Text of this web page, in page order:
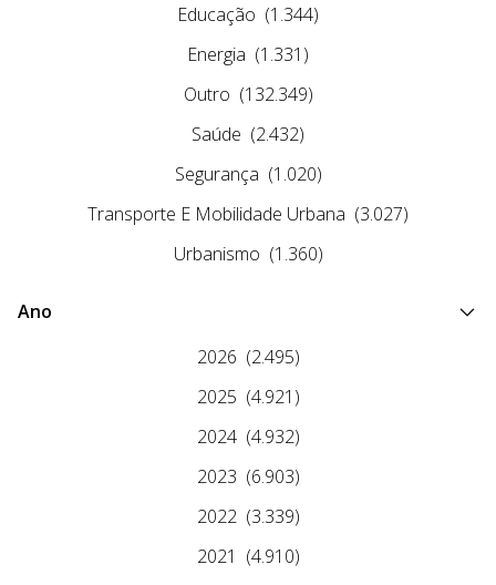
Educação (1.344)
Energia (1.331)
Outro (132.349)
Saúde (2.432)
Segurança (1.020)
Transporte E Mobilidade Urbana (3.027)
Urbanismo (1.360)
Ano
2026 (2.495)
2025 (4.921)
2024 (4.932)
2023 (6.903)
2022 (3.339)
2021 (4.910)